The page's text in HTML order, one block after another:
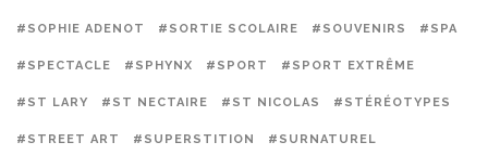
#SOPHIE ADENOT #SORTIE SCOLAIRE #SOUVENIRS #SPA
#SPECTACLE #SPHYNX #SPORT #SPORT EXTRÊME
#ST LARY #ST NECTAIRE #ST NICOLAS #STÉRÉOTYPES
#STREET ART #SUPERSTITION #SURNATUREL